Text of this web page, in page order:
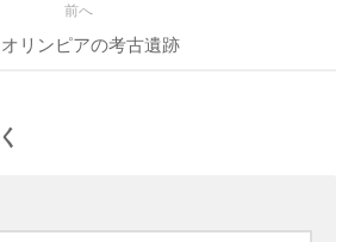
前へ
オリンピアの考古遺跡